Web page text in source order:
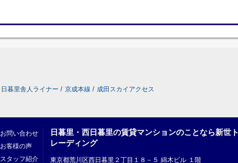
日暮里舎人ライナー / 京成本線 / 成田スカイアクセス
お問い合わせ
お客様の声
スタッフ紹介
日暮里・西日暮里の賃貸マンションのことなら新世ト
レーディング
東京都荒川区西日暮里２丁目１８－５ 綿木ビル １階